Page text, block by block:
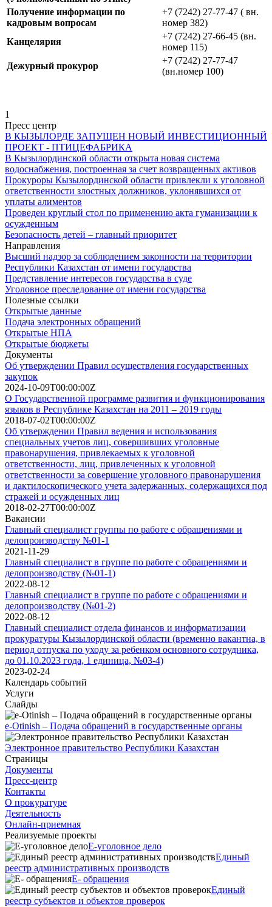
Получение информации по
кадровым вопросам
+7 (7242) 27-77-47 ( вн.
номер 382)
Канцелярия
+7 (7242) 27-66-45 (вн.
номер 115)
Дежурный прокурор
+7 (7242) 27-77-47
(вн.номер 100)
1
Пресс центр
В КЫЗЫЛОРДЕ ЗАПУЩЕН НОВЫЙ ИНВЕСТИЦИОННЫЙ
ПРОЕКТ - ПТИЦЕФАБРИКА
В Кызылординской области открыта новая система
водоснабжения, построенная за счет возвращенных активов
Прокуроры Кызылординской области привлекли к уголовной
ответственности злостных должников, уклонявшихся от
уплаты алиментов
Проведен круглый стол по применению акта гуманизации к
осужденным
Безопасность детей – главный приоритет
Направления
Высший надзор за соблюдением законности на территории
Республики Казахстан от имени государства
Представление интересов государства в суде
Уголовное преследование от имени государства
Полезные ссылки
Открытые данные
Подача электронных обращений
Открытые НПА
Открытые бюджеты
Документы
Об утверждении Правил осуществления государственных
закупок
2024-10-09T00:00:00Z
О Государственной программе развития и функционирования
языков в Республике Казахстан на 2011 – 2019 годы
2018-07-02T00:00:00Z
Об утверждении Правил ведения и использования
специальных учетов лиц, совершивших уголовные
правонарушения, привлекаемых к уголовной
ответственности, лиц, привлеченных к уголовной
ответственности за совершение уголовного правонарушения
и дактилоскопического учета задержанных, содержащихся под
стражей и осужденных лиц
2018-02-27T00:00:00Z
Вакансии
Главный специалист группы по работе с обращениями и
делопроизводству №01-1
2021-11-29
Главный специалист в группе по работе с обращениями и
делопроизводству (№01-1)
2022-08-12
Главный специалист в группе по работе с обращениями и
делопроизводству (№01-2)
2022-08-12
Главный специалист отдела финансов и информатизации
прокуратуры Кызылординской области (временно вакантна, в
период отпуска по уходу за ребенком основного сотрудника,
до 01.10.2023 года, 1 единица, №03-4)
2023-02-24
Календарь событий
Услуги
Слайды
e-Otinish – Подача обращений в государственные органы
Электронное правительство Республики Казахстан
Страницы
Документы
Пресс-центр
Контакты
О прокуратуре
Деятельность
Онлайн-приемная
Реализуемые проекты
Е-уголовное дело
Единый
реестр административных производств
Е- обращения
Единый
реестр субъектов и объектов проверок